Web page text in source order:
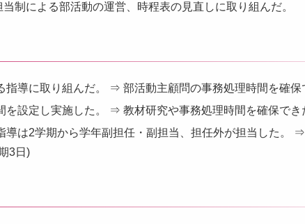
制による部活動の運営、時程表の見直しに取り組んだ。
指導に取り組んだ。 ⇒ 部活動主顧問の事務処理時間を確
を設定し実施した。 ⇒ 教材研究や事務処理時間を確保でき
導は2学期から学年副担任・副担当、担任外が担当した。
3日)